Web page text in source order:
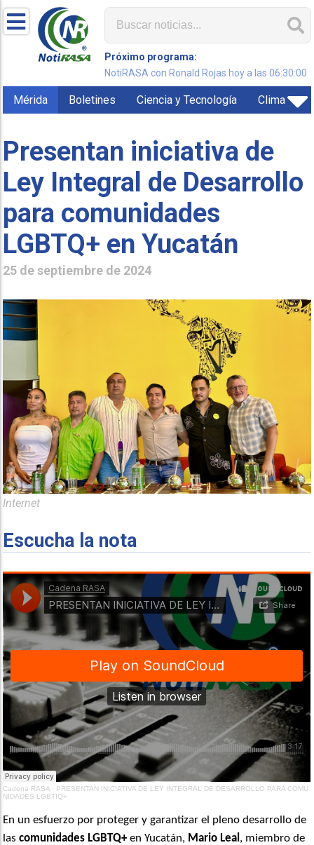
Próximo programa:
NotiRASA con Ronald Rojas hoy a las 06:30:00
Mérida Boletines Ciencia y Tecnología Clima
Presentan iniciativa de
Ley Integral de Desarrollo
para comunidades
LGBTQ+ en Yucatán
25 de septiembre de 2024
Internet
Escucha la nota
Cadena RASA · PRESENTAN INICIATIVA DE LEY INTEGRAL DE DESARROLLO PARA COMU
NIDADES LGBTIQ+
En un esfuerzo por proteger y garantizar el pleno desarrollo de
lascomunidades LGBTQ+en Yucatán, Mario Leal , miembro de